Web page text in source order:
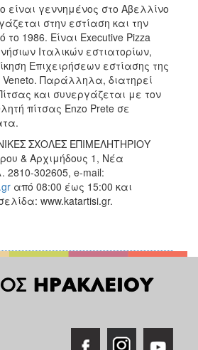
είναι γεννημένος στο Αβελλίνο
στην εστίαση και την
το 1986. Είναι Executive Pizza
Ιταλικών εστιατορίων,
Επιχειρήσεων εστίασης της
Veneto. Παράλληλα, διατηρεί
και συνεργάζεται με τον
πίτσας Enzo Prete σε
ΣΧΟΛΕΣ ΕΠΙΜΕΛΗΤΗΡΙΟΥ
& Αρχιμήδους 1, Νέα
302605, e-mail:
από 08:00 έως 15:00 και
www.katartisi.gr.